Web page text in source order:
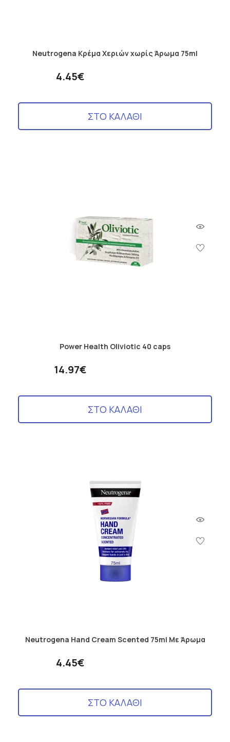
Neutrogena Κρέμα Χεριών χωρίς Άρωμα 75ml
4.45€
ΣΤΟ ΚΑΛΑΘΙ
Power Health Oliviotic 40 caps
14.97€
ΣΤΟ ΚΑΛΑΘΙ
Neutrogena Hand Cream Scented 75ml Με Άρωμα
4.45€
ΣΤΟ ΚΑΛΑΘΙ